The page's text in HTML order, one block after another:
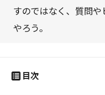
すのではなく、質問
やろう。
目次